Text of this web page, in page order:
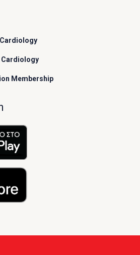
Cardiology
Membership